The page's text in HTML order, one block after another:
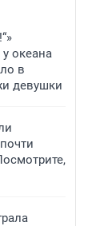
океана
в
девушки